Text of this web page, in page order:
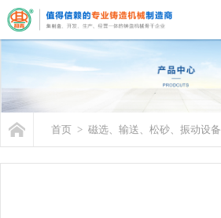
首页 > 磁选、输送、松砂、振动设备